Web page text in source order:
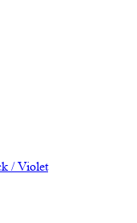
/ Violet